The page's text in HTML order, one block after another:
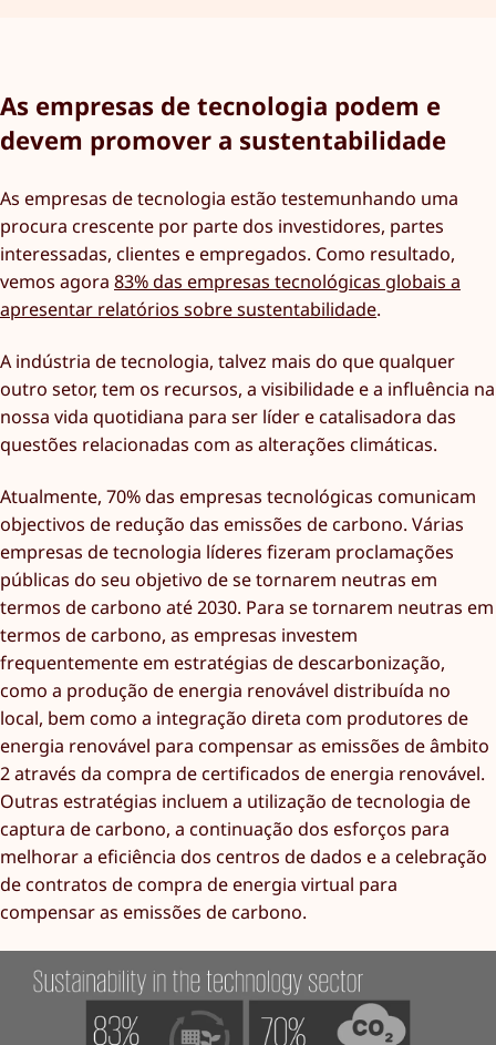
As empresas de tecnologia podem e
devem promover a sustentabilidade
As empresas de tecnologia estão testemunhando uma
procura crescente por parte dos investidores, partes
interessadas, clientes e empregados. Como resultado,
vemos agora 83% das empresas tecnológicas globais a
apresentar relatórios sobre sustentabilidade.
A indústria de tecnologia, talvez mais do que qualquer
outro setor, tem os recursos, a visibilidade e a influência na
nossa vida quotidiana para ser líder e catalisadora das
questões relacionadas com as alterações climáticas.
Atualmente, 70% das empresas tecnológicas comunicam
objectivos de redução das emissões de carbono. Várias
empresas de tecnologia líderes fizeram proclamações
públicas do seu objetivo de se tornarem neutras em
termos de carbono até 2030. Para se tornarem neutras em
termos de carbono, as empresas investem
frequentemente em estratégias de descarbonização,
como a produção de energia renovável distribuída no
local, bem como a integração direta com produtores de
energia renovável para compensar as emissões de âmbito
2 através da compra de certificados de energia renovável.
Outras estratégias incluem a utilização de tecnologia de
captura de carbono, a continuação dos esforços para
melhorar a eficiência dos centros de dados e a celebração
de contratos de compra de energia virtual para
compensar as emissões de carbono.